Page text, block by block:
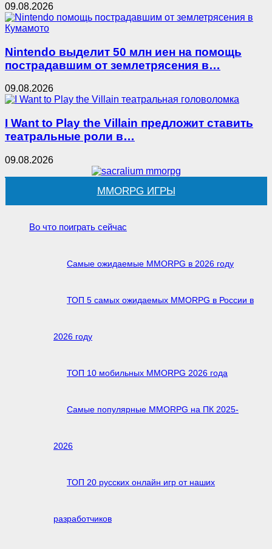
09.08.2026
Nintendo выделит 50 млн иен на помощь
пострадавшим от землетрясения в…
09.08.2026
I Want to Play the Villain предложит ставить
театральные роли в…
09.08.2026
MMORPG ИГРЫ
Во что поиграть сейчас
Самые ожидаемые MMORPG в 2026 году
ТОП 5 самых ожидаемых MMORPG в России в
2026 году
ТОП 10 мобильных MMORPG 2026 года
Самые популярные MMORPG на ПК 2025-
2026
ТОП 20 русских онлайн игр от наших
разработчиков